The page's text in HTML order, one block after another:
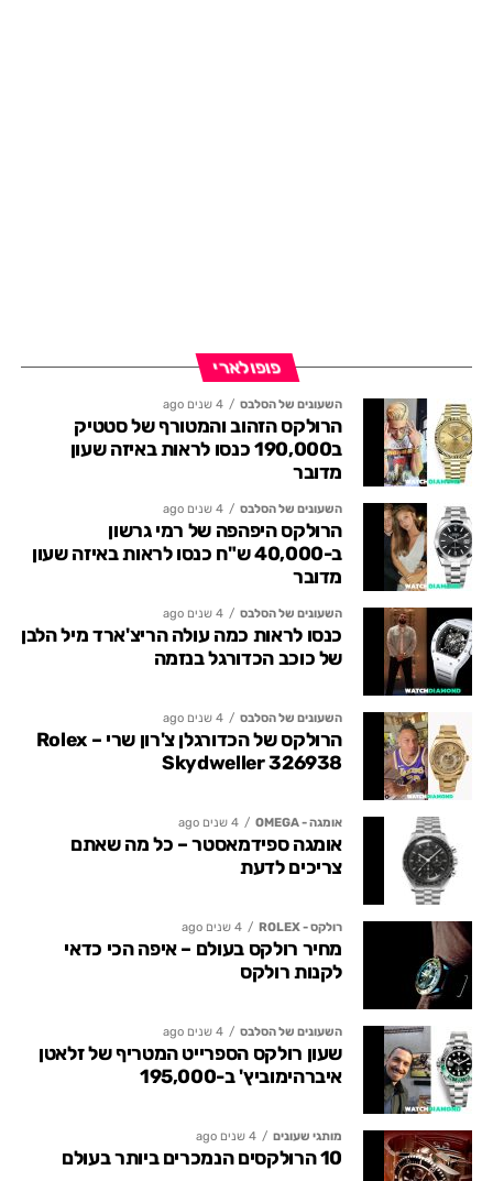
פופולארי
השעונים של הסלבס 4 שנים ago
הרולקס הזהוב והמטורף של סטטיק
ב190,000 כנסו לראות באיזה שעון
מדובר
השעונים של הסלבס 4 שנים ago
הרולקס היפהפה של רמי גרשון
ב-40,000 ש"ח כנסו לראות באיזה שעון
מדובר
השעונים של הסלבס 4 שנים ago
כנסו לראות כמה עולה הריצ'ארד מיל הלבן
של כוכב הכדורגל בנזמה
השעונים של הסלבס 4 שנים ago
הרולקס של הכדורגלן צ'רון שרי – Rolex
Skydweller 326938
אומגה - OMEGA 4 שנים ago
אומגה ספידמאסטר – כל מה שאתם
צריכים לדעת
רולקס - ROLEX 4 שנים ago
מחיר רולקס בעולם – איפה הכי כדאי
לקנות רולקס
השעונים של הסלבס 4 שנים ago
שעון רולקס הספרייט המטריף של זלאטן
איברהימוביץ' ב-195,000
מותגי שעונים 4 שנים ago
10 הרולקסים הנמכרים ביותר בעולם